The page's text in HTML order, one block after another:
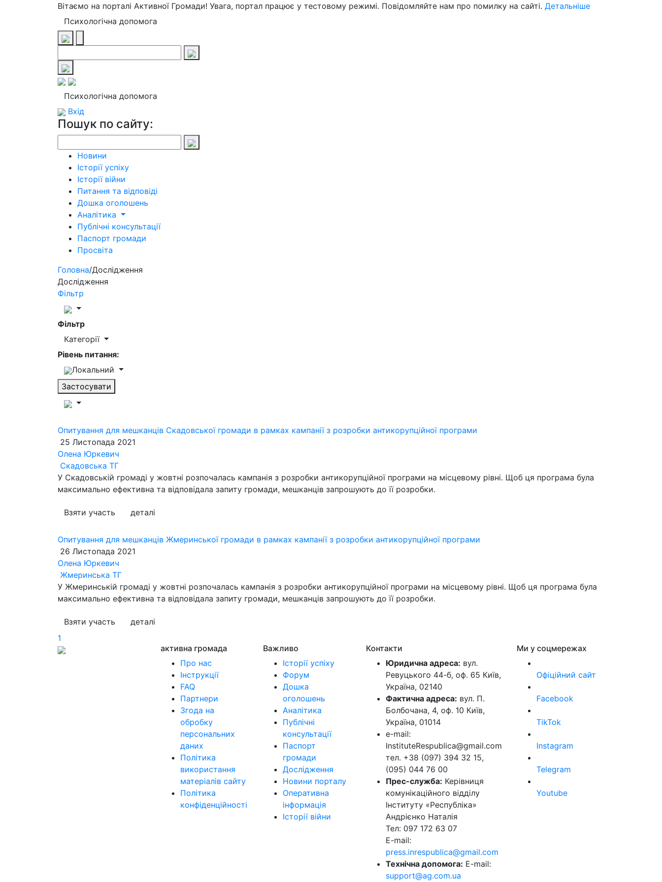
Вітаємо на порталі Активної Громади! Увага, портал працює у тестовому режимі. Повідомляйте нам про помилку на сайті. Детальніше
Психологічна допомога
Психологічна допомога
Вхід
Пошук по сайту:
Новини
Історії успіху
Історії війни
Питання та відповіді
Дошка оголошень
Аналітика
Публічні консультації
Паспорт громади
Просвіта
Головна/Дослідження
Дослідження
Фільтр
Фільтр
Категорії
Рівень питання:
Локальний
Застосувати
Опитування для мешканців Скадовської громади в рамках кампанії з розробки антикорупційної програми
25 Листопада 2021
Олена Юркевич
Скадовська ТГ
У Скадовській громаді у жовтні розпочалась кампанія з розробки антикорупційної програми на місцевому рівні. Щоб ця програма була
максимально ефективна та відповідала запиту громади, мешканців запрошують до її розробки.
Взяти участь деталі
Опитування для мешканців Жмеринської громади в рамках кампанії з розробки антикорупційної програми
26 Листопада 2021
Олена Юркевич
Жмеринська ТГ
У Жмеринській громаді у жовтні розпочалась кампанія з розробки антикорупційної програми на місцевому рівні. Щоб ця програма була
максимально ефективна та відповідала запиту громади, мешканців запрошують до її розробки.
Взяти участь
деталі
1
активна громада
Про нас
Інструкції
FAQ
Партнери
Згода на
обробку
персональних
даних
Політика
використання
матеріалів сайту
Політика
конфіденційності
Важливо
Історії успіху
Форум
Дошка
оголошень
Аналітика
Публічні
консультації
Паспорт
громади
Дослідження
Новини порталу
Оперативна
інформація
Історії війни
Контакти
Юридична адреса: вул.
Ревуцького 44-б, оф. 65 Київ,
Україна, 02140
Фактична адреса: вул. П.
Болбочана, 4, оф. 10 Київ,
Україна, 01014
e-mail:
InstituteRespublica@gmail.com
тел. +38 (097) 394 32 15,
(095) 044 76 00
Прес-служба: Керівниця
комунікаційного відділу
Інституту «Республіка»
Андрієнко Наталія
Тел: 097 172 63 07
E-mail:
press.inrespublica@gmail.com
Технічна допомога: E-mail:
support@ag.com.ua
Ми у соцмережах
Офіційний сайт
Facebook
TikTok
Instagram
Telegram
Youtube